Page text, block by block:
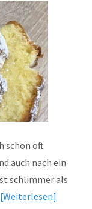
schon oft
auch nach ein
schlimmer als
Weiterlesen